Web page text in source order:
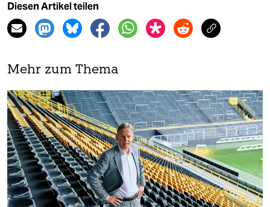
Diesen Artikel teilen
Mehr zum Thema